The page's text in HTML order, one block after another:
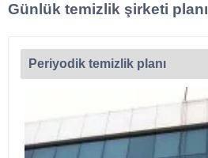
Günlük temizlik şirketi planı
Periyodik temizlik planı